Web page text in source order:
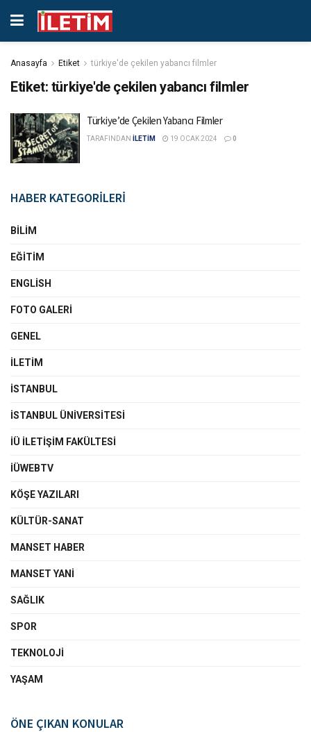
Anasayfa Etiket türkiye'de çekilen yabancı filmler
Etiket: türkiye'de çekilen yabancı filmler
Türkiye’de Çekilen Yabancı Filmler
TARAFINDAN İLETİM 19 OCAK 2024 0
HABER KATEGORİLERİ
BILIM
EĞITIM
ENGLISH
FOTO GALERI
GENEL
İLETIM
İSTANBUL
İSTANBUL ÜNIVERSITESI
İÜ İLETIŞIM FAKÜLTESI
İÜWEBTV
KÖŞE YAZILARI
KÜLTÜR-SANAT
MANSET HABER
MANSET YANI
SAĞLIK
SPOR
TEKNOLOJI
YAŞAM
ÖNE ÇIKAN KONULAR